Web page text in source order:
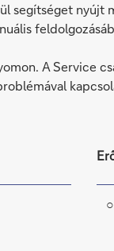
nyújt
A Service